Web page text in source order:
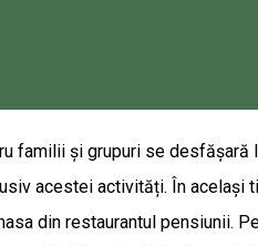
familii și grupuri se
acestei activități. În
din restaurantul pensiunii.